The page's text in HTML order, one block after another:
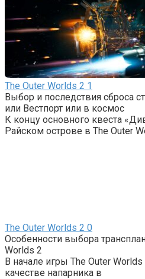
The Outer Worlds 2 1
Выбор и последствия сброса
или Вестпорт или в космос
К концу основного квеста
Райском острове в The Outer
The Outer Worlds 2 0
Особенности выбора
Worlds 2
В начале игры The Outer
качестве напарника в